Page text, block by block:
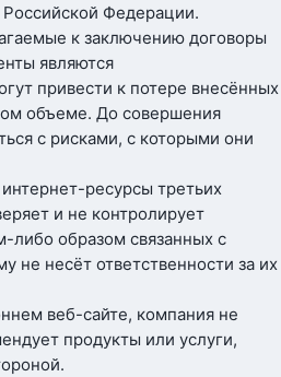
Федерации.
к заключению договоры
являются
привести к потере внесённых
объеме. До совершения
с рисками, с которыми они
ресурсы третьих
и не контролирует
либо образом связанных с
не несёт ответственности за их
веб-сайте, компания не
продукты или услуги,